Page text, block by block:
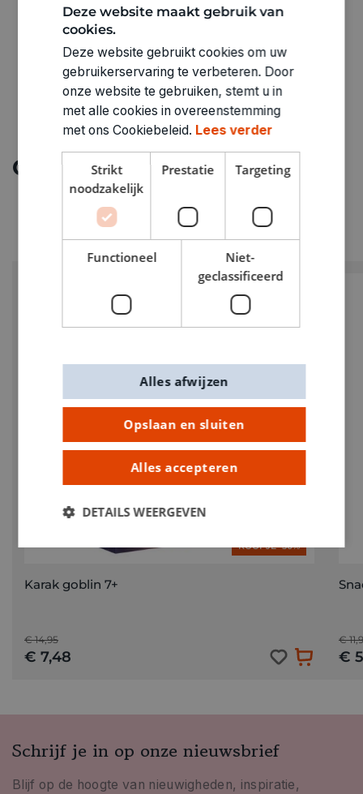
Ontdek meer
KOOPJE -50%
Karak goblin 7+
€ 14,95
€ 7,48
€
€
Schrijf je in op onze nieuwsbrief
Blijf op de hoogte van nieuwigheden, inspiratie,
Deze website maakt gebruik van
cookies.
Deze website gebruikt cookies om uw
gebruikerservaring te verbeteren. Door
onze website te gebruiken, stemt u in
met alle cookies in overeenstemming
met ons Cookiebeleid. Lees verder
Strikt
noodzakelijk
Prestatie Targeting
Functioneel
Niet-
geclassificeerd
Opslaan en sluiten
Alles accepteren
Alles afwijzen
DETAILS WEERGEVEN